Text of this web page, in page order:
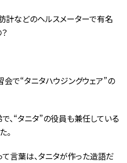
肪計などのヘルスメーターで有名
会で“タニタハウジングウェア”の
、“タニタ”の役員も兼任している
。
て言葉は、タニタが作った造語だ